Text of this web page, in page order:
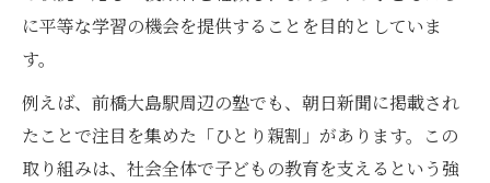
に平等な学習の機会を提供することを目的としていま
す。
例えば、前橋大島駅周辺の塾でも、朝日新聞に掲載され
たことで注目を集めた「ひとり親割」があります。この
取り組みは、社会全体で子どもの教育を支えるという強